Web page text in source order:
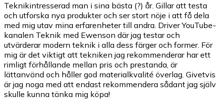
Teknikintresserad man i sina bästa (?) år. Gillar att testa
och utforska nya produkter och ser stort nöje i att få dela
med mig utav mina erfarenheter till andra. Driver YouTube-
kanalen Teknik med Ewenson där jag testar och
utvärderar modern teknik i alla dess färger och former. För
mig är det viktigt att tekniken jag rekommenderar har ett
rimligt förhållande mellan pris och prestanda, är
lättanvänd och håller god materialkvalité överlag. Givetvis
är jag noga med att endast rekommendera sådant jag själv
skulle kunna tänka mig köpa!